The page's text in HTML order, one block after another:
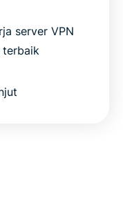
server VPN
terbaik